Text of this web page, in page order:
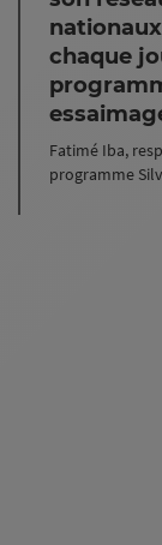
chaque
Fatimé Iba,
programme